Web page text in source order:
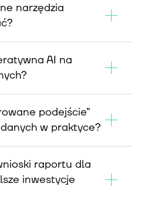
narzędzia
AI na
podejście”
w praktyce?
raportu dla
inwestycje